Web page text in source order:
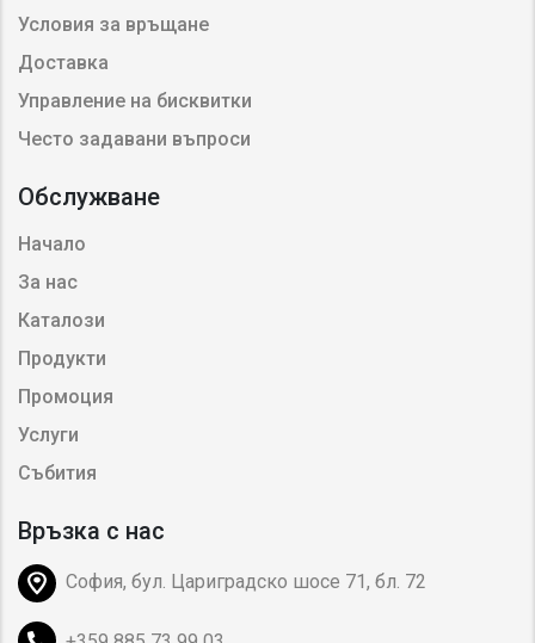
Условия за връщане
Доставка
Управление на бисквитки
Често задавани въпроси
Обслужване
Начало
За нас
Каталози
Продукти
Промоция
Услуги
Събития
Връзка с нас
София, бул. Цариградско шосе 71, бл. 72